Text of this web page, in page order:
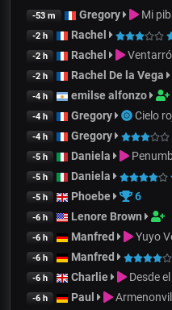
-53 m Gregory Mi
-2 h Rachel
-2 h Rachel
-2 h Rachel De la Vega
-4 h emilse alfonzo
-4 h Gregory Cielo
-4 h Gregory
-5 h Daniela
-5 h Daniela
-5 h Phoebe 6
-6 h Lenore Brown
-6 h Manfred Yuyo
-6 h Manfred
-6 h Charlie Desde
-6 h Paul